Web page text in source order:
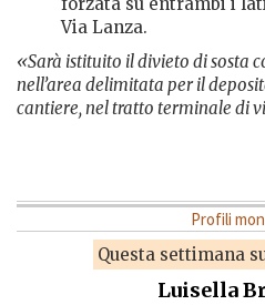
forzata su entrambi i
Via Lanza.
«Sarà istituito il divieto di sosta
nell’area delimitata per il
cantiere, nel tratto terminale di
Profili
Questa settimana
Luisella